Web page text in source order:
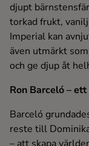
djupt
torkad frukt,
Imperial kan
även utmärkt
och ge djup åt
Ron Barceló –
Barceló
reste till